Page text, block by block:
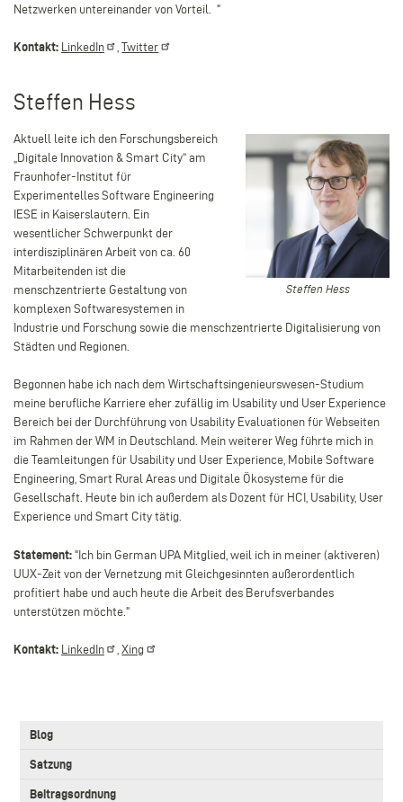
3.
Level
Main
Blog
Satzung
Beitragsordnung
Netzwerken untereinander von Vorteil. "
Kontakt: LinkedIn ,Twitter
Steffen Hess
Steffen Hess
Aktuell leite ich den Forschungsbereich
„Digitale Innovation & Smart City“ am
Fraunhofer-Institut für
Experimentelles Software Engineering
IESE in Kaiserslautern. Ein
wesentlicher Schwerpunkt der
interdisziplinären Arbeit von ca. 60
Mitarbeitenden ist die
menschzentrierte Gestaltung von
komplexen Softwaresystemen in
Industrie und Forschung sowie die menschzentrierte Digitalisierung von
Städten und Regionen.
Begonnen habe ich nach dem Wirtschaftsingenieurswesen-Studium
meine berufliche Karriere eher zufällig im Usability und User Experience
Bereich bei der Durchführung von Usability Evaluationen für Webseiten
im Rahmen der WM in Deutschland. Mein weiterer Weg führte mich in
die Teamleitungen für Usability und User Experience, Mobile Software
Engineering, Smart Rural Areas und Digitale Ökosysteme für die
Gesellschaft. Heute bin ich außerdem als Dozent für HCI, Usability, User
Experience und Smart City tätig.
Statement:"Ich bin German UPA Mitglied, weil ich in meiner (aktiveren)
UUX-Zeit von der Vernetzung mit Gleichgesinnten außerordentlich
profitiert habe und auch heute die Arbeit des Berufsverbandes
unterstützen möchte."
Kontakt: LinkedIn ,Xing